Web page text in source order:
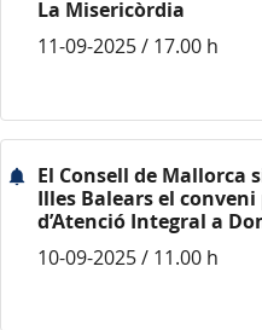
La Misericòrdia
11-09-2025 / 17.00 h
El Consell de Mallorca
Illes Balears el
d’Atenció Integral a
10-09-2025 / 11.00 h